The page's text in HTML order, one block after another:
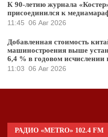
К 90-летию журнала
присоединился к
11:45 06 Авг 2026
Добавленная стоимость
машиностроения выше
6,4 % в годовом исчислении
11:03 06 Авг 2026
РАДИО «METRO» 102.4 FM